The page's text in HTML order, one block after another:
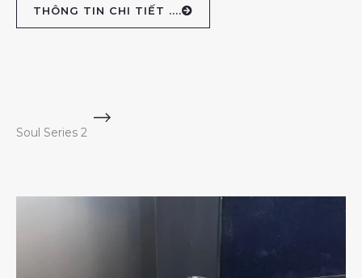
THÔNG TIN CHI TIẾT ....
Soul Series 2